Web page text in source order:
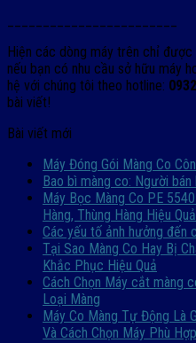
Hiện các dòng máy trên chỉ
nếu bạn có nhu cầu sở hữu máy
hệ với chúng tôi theo hotline:
bài viết!
Bài viết mới
Máy Đóng Gói Màng Co
Bao bì màng co: Người
Máy Bọc Màng Co PE
Hàng, Thùng Hàng Hiệu Quả
Các yếu tố ảnh hưởng đến
Tại Sao Màng Co Hay Bị
Khắc Phục Hiệu Quả
Cách Chọn Máy cắt màng
Loại Màng
Máy Co Màng Tự Động Là
Và Cách Chọn Máy Phù Hợp